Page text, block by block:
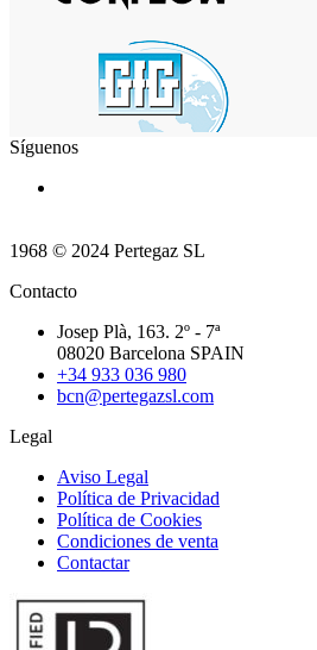
Síguenos
1968 © 2024 Pertegaz SL
Contacto
Josep Plà, 163. 2º - 7ª
08020 Barcelona SPAIN
+34 933 036 980
bcn@pertegazsl.com
Legal
Aviso Legal
Política de Privacidad
Política de Cookies
Condiciones de venta
Contactar